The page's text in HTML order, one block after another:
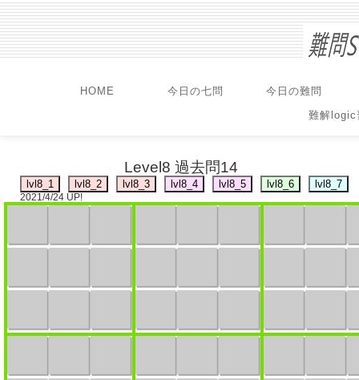
HOME 今日の七問
今日の難問
難解logic
Level8 過去問14
2021/4/24 UP!